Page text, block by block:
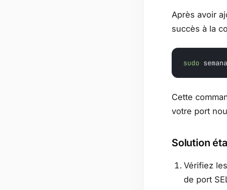
Après avoir
succès à la
sudo
Cette
votre port
Solution
Vérifiez
de port